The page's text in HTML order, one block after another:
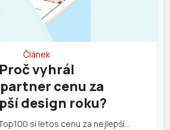
Článek
Proč vyhrál
cenu za
design roku?
si letos cenu za nejlepší…